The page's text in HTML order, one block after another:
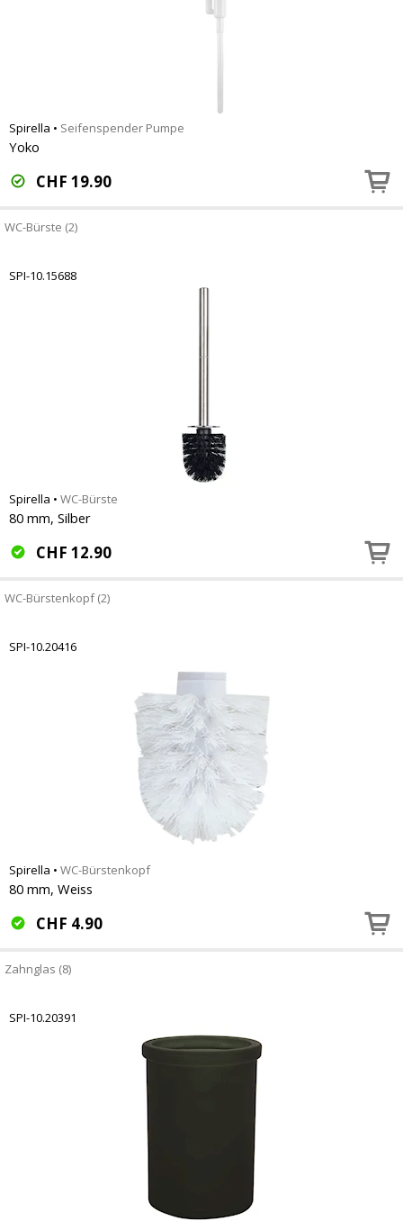
Spirella • Seifenspender Pumpe
Yoko
CHF 19.90
WC-Bürste (2)
SPI-10.15688
Spirella • WC-Bürste
80 mm, Silber
CHF 12.90
WC-Bürstenkopf (2)
SPI-10.20416
Spirella • WC-Bürstenkopf
80 mm, Weiss
CHF 4.90
Zahnglas (8)
SPI-10.20391